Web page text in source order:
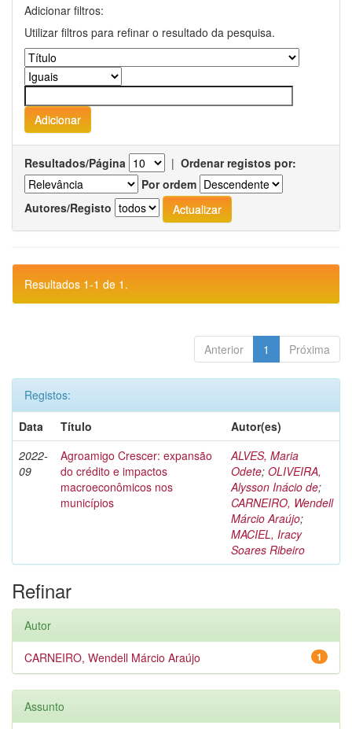
Adicionar filtros:
Utilizar filtros para refinar o resultado da pesquisa.
Resultados/Página | Ordenar registos por:
Por ordem
Autores/Registo
Resultados 1-1 de 1.
Anterior 1 Próxima
Registos:
Data
Título
Autor(es)
2022-
09
Agroamigo Crescer: expansão
do crédito e impactos
macroeconômicos nos
municípios
ALVES, Maria
Odete; OLIVEIRA,
Alysson Inácio de;
CARNEIRO, Wendell
Márcio Araújo;
MACIEL, Iracy
Soares Ribeiro
Refinar
Autor
1
CARNEIRO, Wendell Márcio Araújo
Assunto